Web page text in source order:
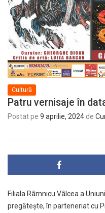
Cultură
Patru vernisaje în
Postat pe 9 aprilie, 2024 de
Filiala Râmnicu Vâlcea a
pregătește, în parteneriat cu